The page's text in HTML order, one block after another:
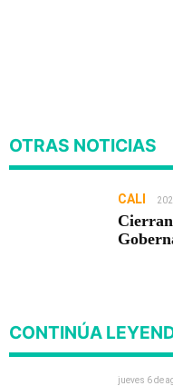
OTRAS NOTICIAS
CALI
CONTINÚA
jueves 6 de